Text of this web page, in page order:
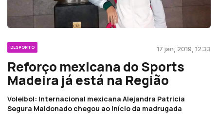
DESPORTO 17 jan, 2019, 12:33
Reforço mexicana do Sports
Madeira já está na Região
Voleibol: Internacional mexicana Alejandra Patricia
Segura Maldonado chegou ao início da madrugada